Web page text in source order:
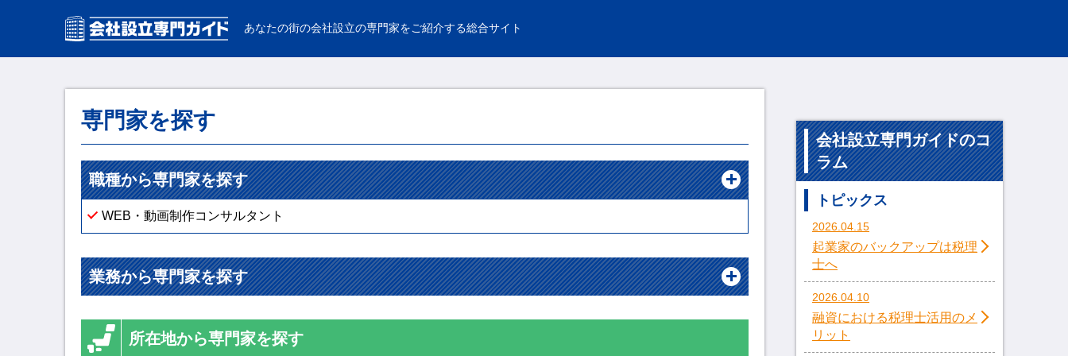
あなたの街の会社設立の専門家をご紹介する総合サイト
専門家を探す
職種から専門家を探す
WEB・動画制作コンサルタント
業務から専門家を探す
所在地から専門家を探す
会社設立専門ガイドのコ
ラム
トピックス
2026.04.15
起業家のバックアップは税理
士へ
2026.04.10
融資における税理士活用のメ
リット